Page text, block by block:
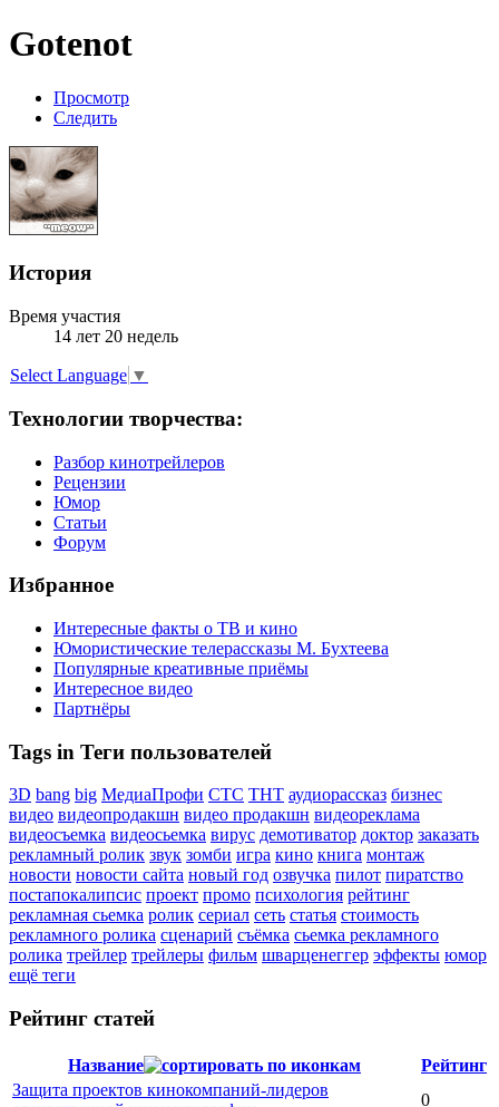
Gotenot
Просмотр
Следить
История
Время участия
14 лет 20 недель
Select Language ▼
Технологии творчества:
Разбор кинотрейлеров
Рецензии
Юмор
Статьи
Форум
Избранное
Интересные факты о ТВ и кино
Юмористические телерассказы М. Бухтеева
Популярные креативные приёмы
Интересное видео
Партнёры
Tags in Теги пользователей
3D bang big МедиаПрофи СТС ТНТ аудиорассказ бизнес
видео видеопродакшн видео продакшн видеореклама
видеосъемка видеосьемка вирус демотиватор доктор заказать
рекламный ролик звук зомби игра кино книга монтаж
новости новости сайта новый год озвучка пилот пиратство
постапокалипсис проект промо психология рейтинг
рекламная сьемка ролик сериал сеть статья стоимость
рекламного ролика сценарий съёмка сьемка рекламного
ролика трейлер трейлеры фильм шварценеггер эффекты юмор
ещё теги
Рейтинг статей
Название
Рейтинг
Защита проектов кинокомпаний-лидеров
0